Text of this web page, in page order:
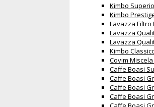
Kimbo
Kimbo
Lavazza
Lavazza
Lavazza
Kimbo
Covim
Caffe Boasi
Caffe Boasi
Caffe Boasi
Caffe Boasi